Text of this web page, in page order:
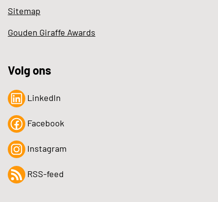
Sitemap
Gouden Giraffe Awards
Volg ons
LinkedIn
Facebook
Instagram
RSS-feed